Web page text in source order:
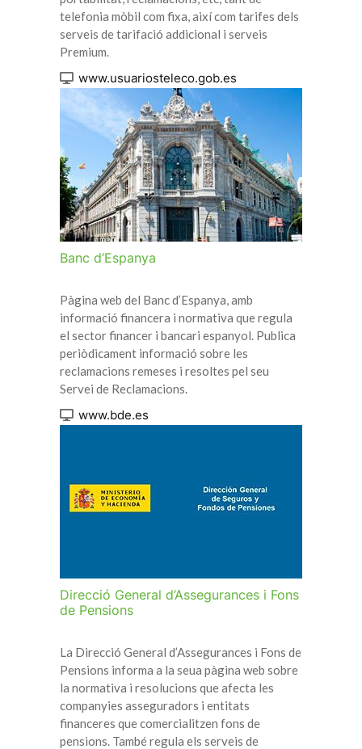
telefonia mòbil com fixa, així com tarifes dels
serveis de tarifació addicional i serveis
Premium.
www.usuariosteleco.gob.es
Banc d’Espanya
Pàgina web del Banc d’Espanya, amb
informació financera i normativa que regula
el sector financer i bancari espanyol. Publica
periòdicament informació sobre les
reclamacions remeses i resoltes pel seu
Servei de Reclamacions.
www.bde.es
Direcció General d’Assegurances i Fons
de Pensions
La Direcció General d’Assegurances i Fons de
Pensions informa a la seua pàgina web sobre
la normativa i resolucions que afecta les
companyies asseguradors i entitats
financeres que comercialitzen fons de
pensions. També regula els serveis de